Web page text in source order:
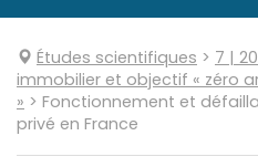
Études scientifiques > 7 |
immobilier et objectif « zéro
» > Fonctionnement et
privé en France